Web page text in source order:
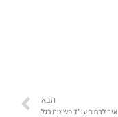
הבא
איך לבחור עו"ד פשיטת רגל